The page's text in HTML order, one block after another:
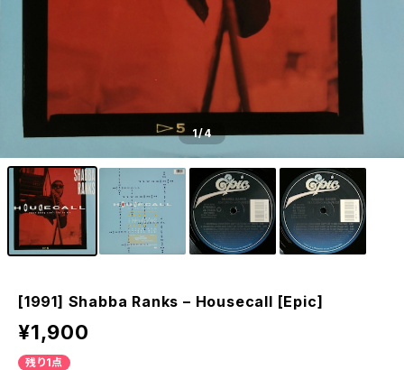
1/4
[1991] Shabba Ranks – Housecall [Epic]
¥1,900
残り1点